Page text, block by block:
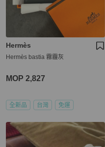
Hermès
Hermès bastia 霧霾灰
MOP 2,827
全新品 台灣 免運